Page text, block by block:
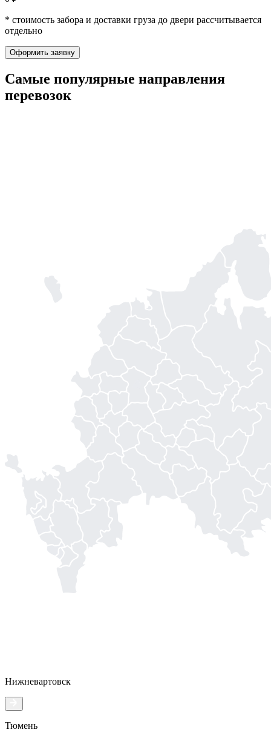
* стоимость забора и доставки груза до двери рассчитывается
отдельно
Оформить заявку
Самые популярные направления
перевозок
Нижневартовск
Тюмень